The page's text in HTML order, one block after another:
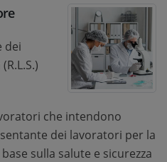
dei
che intendono
dei lavoratori per la
sulla salute e sicurezza